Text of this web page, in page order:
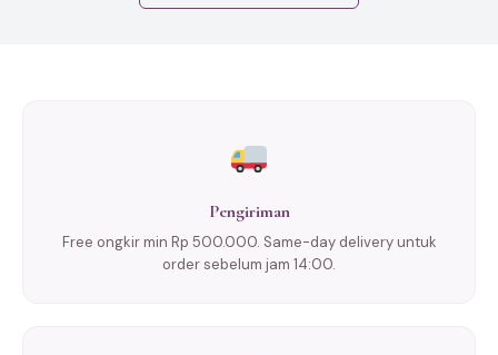
Pengiriman
Free ongkir min Rp 500.000. Same-day delivery untuk
order sebelum jam 14:00.